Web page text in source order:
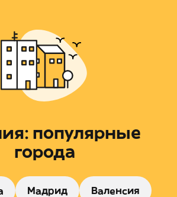
популярные
города
Мадрид Валенсия